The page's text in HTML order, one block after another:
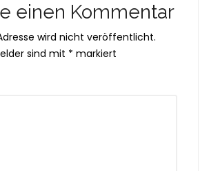
einen Kommentar
wird nicht veröffentlicht.
sind mit * markiert